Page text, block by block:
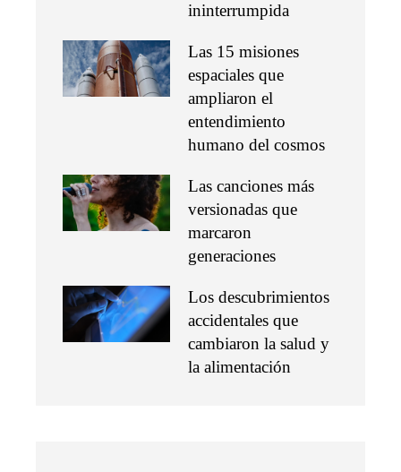
ininterrumpida
Las 15 misiones
espaciales que
ampliaron el
entendimiento
humano del cosmos
Las canciones más
versionadas que
marcaron
generaciones
Los descubrimientos
accidentales que
cambiaron la salud y
la alimentación